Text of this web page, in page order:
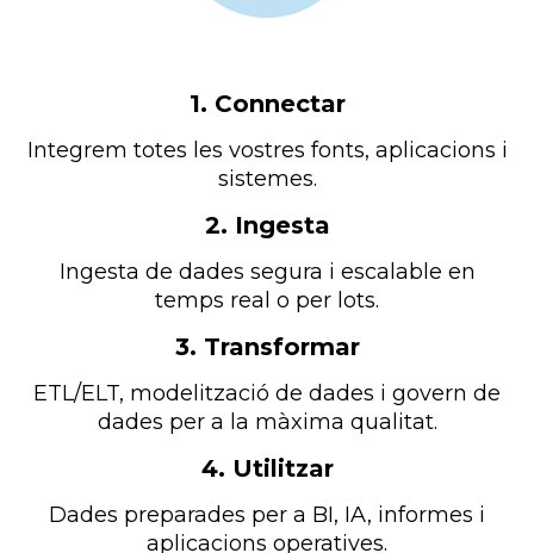
1. Connectar
Integrem totes les vostres fonts, aplicacions i
sistemes.
2. Ingesta
Ingesta de dades segura i escalable en
temps real o per lots.
3. Transformar
ETL/ELT, modelització de dades i govern de
dades per a la màxima qualitat.
4. Utilitzar
Dades preparades per a BI, IA, informes i
aplicacions operatives.